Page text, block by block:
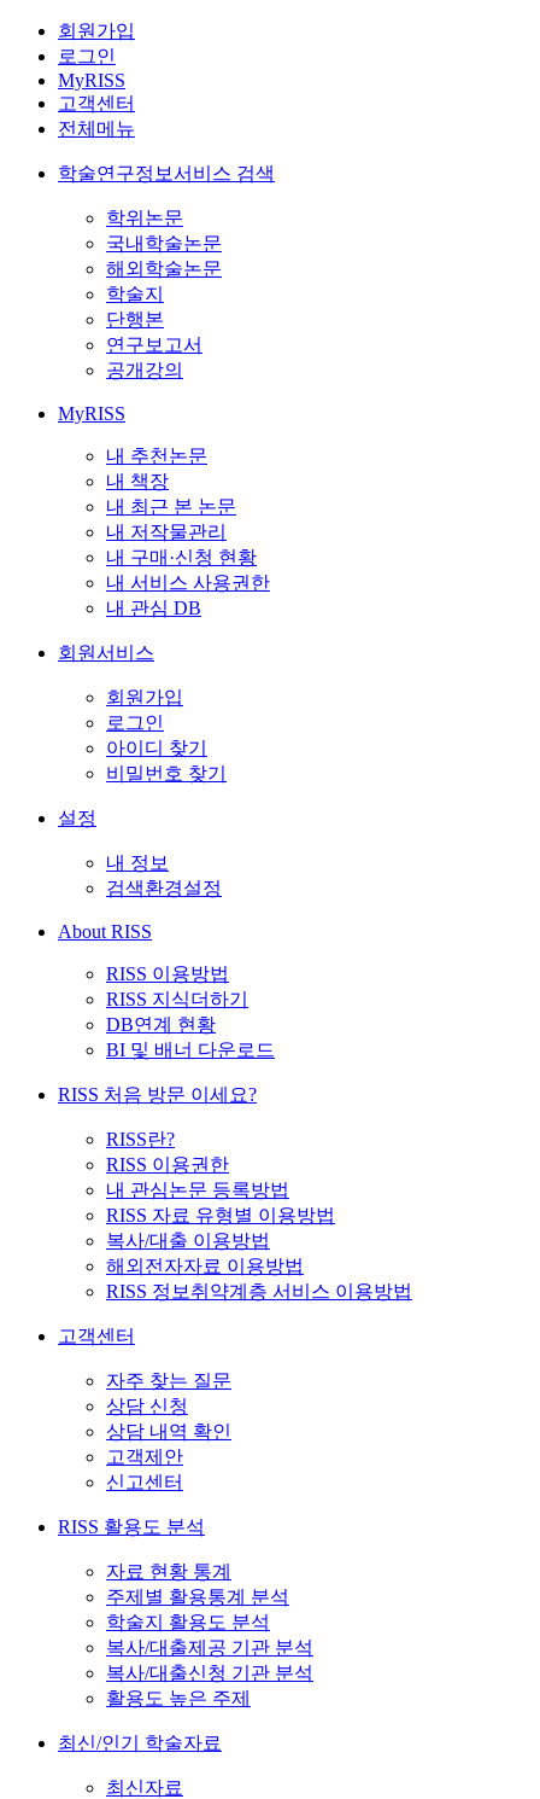
회원가입
로그인
MyRISS
고객센터
전체메뉴
학술연구정보서비스 검색
학위논문
국내학술논문
해외학술논문
학술지
단행본
연구보고서
공개강의
MyRISS
내 추천논문
내 책장
내 최근 본 논문
내 저작물관리
내 구매·신청 현황
내 서비스 사용권한
내 관심 DB
회원서비스
회원가입
로그인
아이디 찾기
비밀번호 찾기
설정
내 정보
검색환경설정
About RISS
RISS 이용방법
RISS 지식더하기
DB연계 현황
BI 및 배너 다운로드
RISS 처음 방문 이세요?
RISS란?
RISS 이용권한
내 관심논문 등록방법
RISS 자료 유형별 이용방법
복사/대출 이용방법
해외전자자료 이용방법
RISS 정보취약계층 서비스 이용방법
고객센터
자주 찾는 질문
상담 신청
상담 내역 확인
고객제안
신고센터
RISS 활용도 분석
자료 현황 통계
주제별 활용통계 분석
학술지 활용도 분석
복사/대출제공 기관 분석
복사/대출신청 기관 분석
활용도 높은 주제
최신/인기 학술자료
최신자료